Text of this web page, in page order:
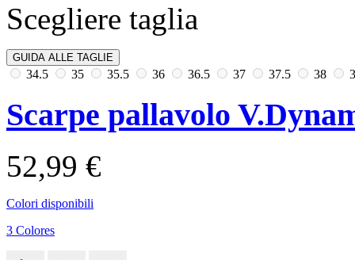
Scegliere taglia
GUIDA ALLE TAGLIE
34.5 35 35.5 36 36.5 37 37.5 38
Scarpe pallavolo
52,99 €
Colori disponibili
3 Colores